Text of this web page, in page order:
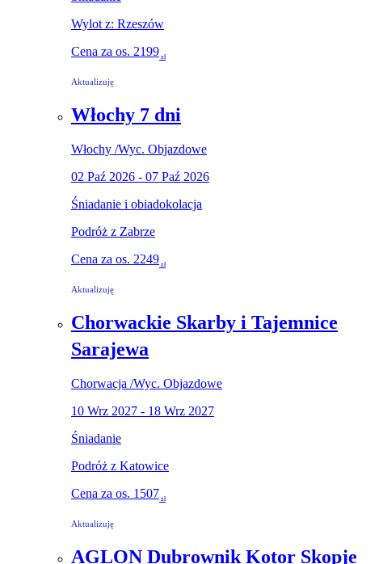
Wylot z: Rzeszów
Cena za os. 2199 zł
Aktualizuję
Włochy 7 dni
Włochy /Wyc. Objazdowe
02 Paź 2026 - 07 Paź 2026
Śniadanie i obiadokolacja
Podróż z Zabrze
Cena za os. 2249 zł
Aktualizuję
Chorwackie Skarby i Tajemnice
Sarajewa
Chorwacja /Wyc. Objazdowe
10 Wrz 2027 - 18 Wrz 2027
Śniadanie
Podróż z Katowice
Cena za os. 1507 zł
Aktualizuję
AGLON Dubrownik Kotor Skopje